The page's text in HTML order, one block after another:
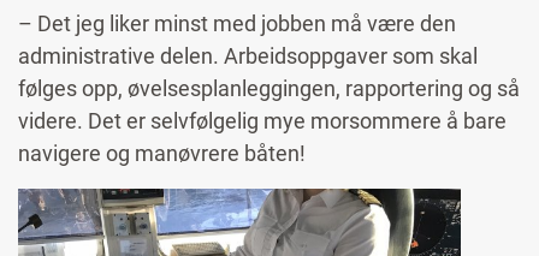
– Det jeg liker minst med jobben må være den
administrative delen. Arbeidsoppgaver som skal
følges opp, øvelsesplanleggingen, rapportering og så
videre. Det er selvfølgelig mye morsommere å bare
navigere og manøvrere båten!
Image